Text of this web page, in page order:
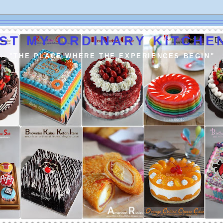
MY ORDINARY
"THE PLACE WHERE THE EXPERIENCES BEGIN"